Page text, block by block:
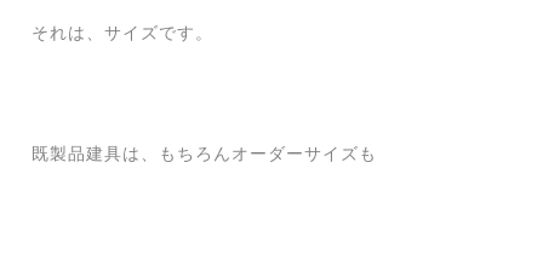
それは、サイズです。
既製品建具は、もちろんオーダーサイズも